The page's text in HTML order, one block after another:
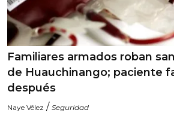
Familiares armados roban
de Huauchinango; paciente
después
Naye Vélez / Seguridad